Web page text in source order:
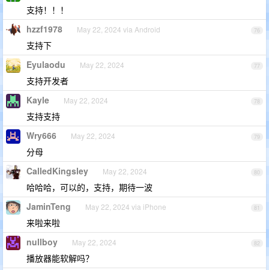
支持！！！
76
hzzf1978 May 22, 2024 via Android
支持下
77
Eyulaodu May 22, 2024
支持开发者
78
Kayle May 22, 2024
支持支持
79
Wry666 May 22, 2024
分母
80
CalledKingsley May 22, 2024
哈哈哈，可以的，支持，期待一波
81
JaminTeng May 22, 2024 via iPhone
来啦来啦
82
nullboy May 22, 2024
播放器能软解吗？